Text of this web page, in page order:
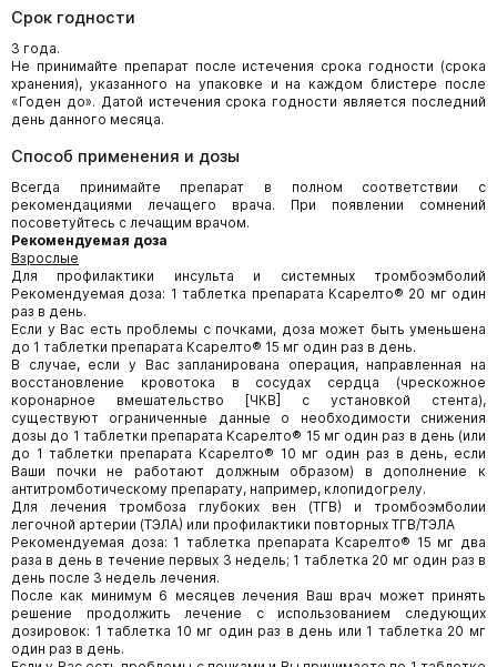
Срок годности
3 года.
Не принимайте препарат после истечения срока годности (срока
хранения), указанного на упаковке и на каждом блистере после
«Годен до». Датой истечения срока годности является последний
день данного месяца.
Способ применения и дозы
Всегда принимайте препарат в полном соответствии с
рекомендациями лечащего врача. При появлении сомнений
посоветуйтесь с лечащим врачом.
Рекомендуемая доза
Взрослые
Для профилактики инсульта и системных тромбоэмболий
Рекомендуемая доза: 1 таблетка препарата Ксарелто® 20 мг один
раз в день.
Если у Вас есть проблемы с почками, доза может быть уменьшена
до 1 таблетки препарата Ксарелто® 15 мг один раз в день.
В случае, если у Вас запланирована операция, направленная на
восстановление кровотока в сосудах сердца (чрескожное
коронарное вмешательство [ЧКВ] с установкой стента),
существуют ограниченные данные о необходимости снижения
дозы до 1 таблетки препарата Ксарелто® 15 мг один раз в день (или
до 1 таблетки препарата Ксарелто® 10 мг один раз в день, если
Ваши почки не работают должным образом) в дополнение к
антитромботическому препарату, например, клопидогрелу.
Для лечения тромбоза глубоких вен (ТГВ) и тромбоэмболии
легочной артерии (ТЭЛА) или профилактики повторных ТГВ/ТЭЛА
Рекомендуемая доза: 1 таблетка препарата Ксарелто® 15 мг два
раза в день в течение первых 3 недель; 1 таблетка 20 мг один раз в
день после 3 недель лечения.
После как минимум 6 месяцев лечения Ваш врач может принять
решение продолжить лечение с использованием следующих
дозировок: 1 таблетка 10 мг один раз в день или 1 таблетка 20 мг
один раз в день.